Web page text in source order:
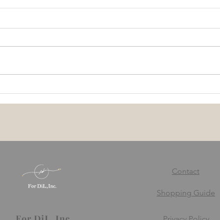
のストレスチェック制度につ
ル
Contact
Shopping Guide